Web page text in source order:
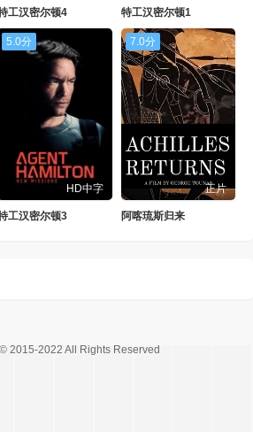
工汉密尔顿4 特工汉密尔顿1
5.0分
HD中字
工汉密尔顿3
7.0分
正片
阿喀琉斯归来
2015-2022 All Rights Reserved